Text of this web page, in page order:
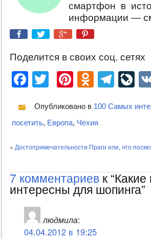
смартфон в
информации —
Поделится в своих соц. сетях
Facebook
TwitterPinterest
Опубликовано в 100 Самых
посетить, Европа, Чехия
« Достопримечательности Праги или, что
7 комментариевк
интересны для шопинга”
людмила:
04.04.2012 в 19:25